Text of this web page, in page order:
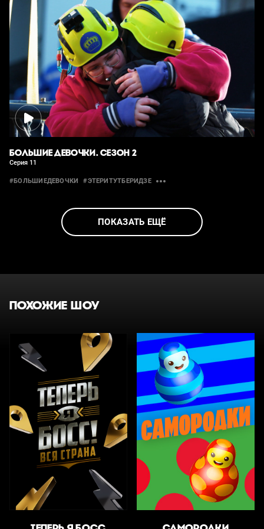
БОЛЬШИЕ ДЕВОЧКИ. СЕЗОН 2
Серия 11
#БОЛЬШИЕДЕВОЧКИ #ЭТЕРИТУТБЕРИДЗЕ
ПОКАЗАТЬ ЕЩЁ
ПОХОЖИЕ ШОУ